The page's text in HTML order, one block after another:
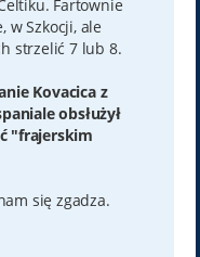
Fartownie
w Szkocji, ale
strzelić 7 lub 8.
Kovacica z
obsłużył
"frajerskim
się zgadza.